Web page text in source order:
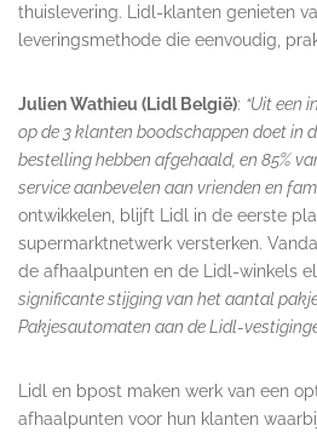
thuislevering. Lidl-klanten genieten
leveringsmethode die eenvoudig,
Julien Wathieu (Lidl België): “Uit een
op de 3 klanten boodschappen doet in
bestelling hebben afgehaald, en 85%
service aanbevelen aan vrienden en
ontwikkelen, blijft Lidl in de eerste
supermarktnetwerk versterken.
de afhaalpunten en de Lidl-winkels
significante stijging van het aantal
Pakjesautomaten aan de Lidl-
Lidl en bpost maken werk van een
afhaalpunten voor hun klanten